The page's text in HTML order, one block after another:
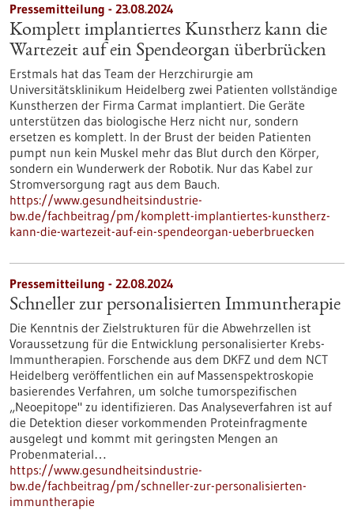
Pressemitteilung - 23.08.2024
Komplett implantiertes Kunstherz kann die
Wartezeit auf ein Spendeorgan überbrücken
Erstmals hat das Team der Herzchirurgie am
Universitätsklinikum Heidelberg zwei Patienten vollständige
Kunstherzen der Firma Carmat implantiert. Die Geräte
unterstützen das biologische Herz nicht nur, sondern
ersetzen es komplett. In der Brust der beiden Patienten
pumpt nun kein Muskel mehr das Blut durch den Körper,
sondern ein Wunderwerk der Robotik. Nur das Kabel zur
Stromversorgung ragt aus dem Bauch.
https://www.gesundheitsindustrie-
bw.de/fachbeitrag/pm/komplett-implantiertes-kunstherz-
kann-die-wartezeit-auf-ein-spendeorgan-ueberbruecken
Pressemitteilung - 22.08.2024
Schneller zur personalisierten Immuntherapie
Die Kenntnis der Zielstrukturen für die Abwehrzellen ist
Voraussetzung für die Entwicklung personalisierter Krebs-
Immuntherapien. Forschende aus dem DKFZ und dem NCT
Heidelberg veröffentlichen ein auf Massenspektroskopie
basierendes Verfahren, um solche tumorspezifischen
„Neoepitope" zu identifizieren. Das Analyseverfahren ist auf
die Detektion dieser vorkommenden Proteinfragmente
ausgelegt und kommt mit geringsten Mengen an
Probenmaterial…
https://www.gesundheitsindustrie-
bw.de/fachbeitrag/pm/schneller-zur-personalisierten-
immuntherapie